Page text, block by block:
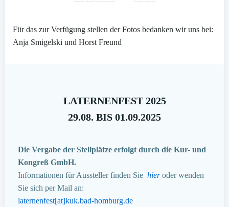
Für das zur Verfügung stellen der Fotos bedanken wir uns bei:
Anja Smigelski und Horst Freund
LATERNENFEST 2025
29.08. BIS 01.09.2025
Die Vergabe der Stellplätze erfolgt durch die Kur- und
Kongreß GmbH.
Informationen für Aussteller finden Sie hieroder wenden
Sie sich per Mail an:
laternenfest[at]kuk.bad-homburg.de